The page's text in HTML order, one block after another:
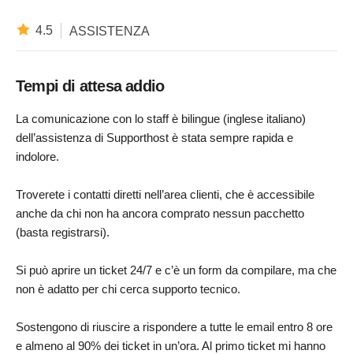
4.5 ASSISTENZA
Tempi di attesa addio
La comunicazione con lo staff è bilingue (inglese italiano)
dell’assistenza di Supporthost è stata sempre rapida e
indolore.
Troverete i contatti diretti nell’area clienti, che è accessibile
anche da chi non ha ancora comprato nessun pacchetto
(basta registrarsi).
Si può aprire un ticket 24/7 e c’è un form da compilare, ma che
non è adatto per chi cerca supporto tecnico.
Sostengono di riuscire a rispondere a tutte le email entro 8 ore
e almeno al 90% dei ticket in un’ora. Al primo ticket mi hanno